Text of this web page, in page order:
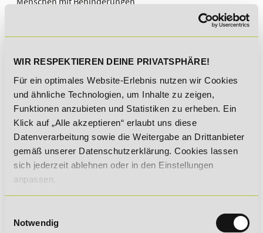
WIR RESPEKTIEREN DEINE PRIVATSPHÄRE!
Für ein optimales Website-Erlebnis nutzen wir Cookies
und ähnliche Technologien, um Inhalte zu zeigen,
Funktionen anzubieten und Statistiken zu erheben. Ein
Klick auf „Alle akzeptieren“ erlaubt uns diese
Datenverarbeitung sowie die Weitergabe an Drittanbieter
gemäß unserer Datenschutzerklärung. Cookies lassen
sich jederzeit ablehnen oder in den Einstellungen
anpassen.
Notwendig
SIE MÖCHTEN SICH IM REITSPORT
WEITERBILDEN? DANN EMPFEHLEN WIR
IHNEN DIESE WEITERBILDUNGEN:
Reiten C-Lizenz